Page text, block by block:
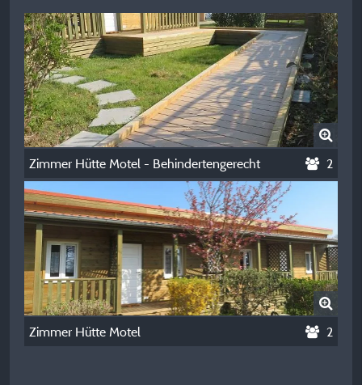
Zimmer Hütte Motel - Behindertengerecht 2
Zimmer Hütte Motel 2